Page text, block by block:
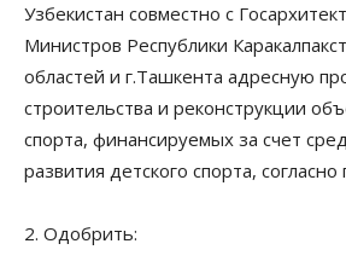
Узбекистан совместно с
Министров Республики
областей и г.Ташкента адресную
строительства и реконструкции
спорта, финансируемых за счет
развития детского спорта,
2. Одобрить: